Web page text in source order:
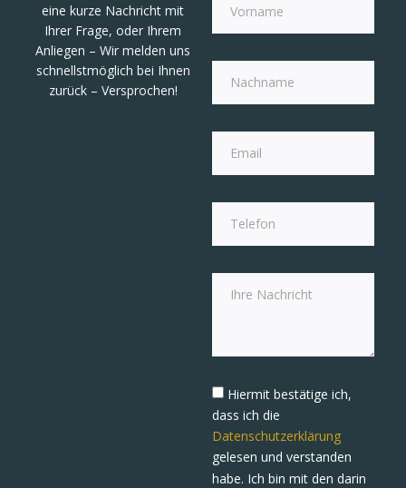
eine kurze Nachricht mit
Ihrer Frage, oder Ihrem
Anliegen – Wir melden uns
schnellstmöglich bei Ihnen
zurück – Versprochen!
Hiermit bestätige ich,
dass ich die
Datenschutzerklärung
gelesen und verstanden
habe. Ich bin mit den darin